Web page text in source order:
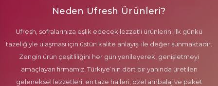
Neden Ufresh Ürünleri?
Ufresh, sofralarınıza eşlik edecek lezzetli ürünlerin, ilk günkü
tazeliğiyle ulaşması için üstün kalite anlayışı ile değer sunmaktadır.
Zengin ürün çeşitliliğini her gün yenileyerek, genişletmeyi
amaçlayan firmamız, Türkiye’nin dört bir yanında üretilen
geleneksel lezzetleri, en taze halleri, özel ambalaj ve paket